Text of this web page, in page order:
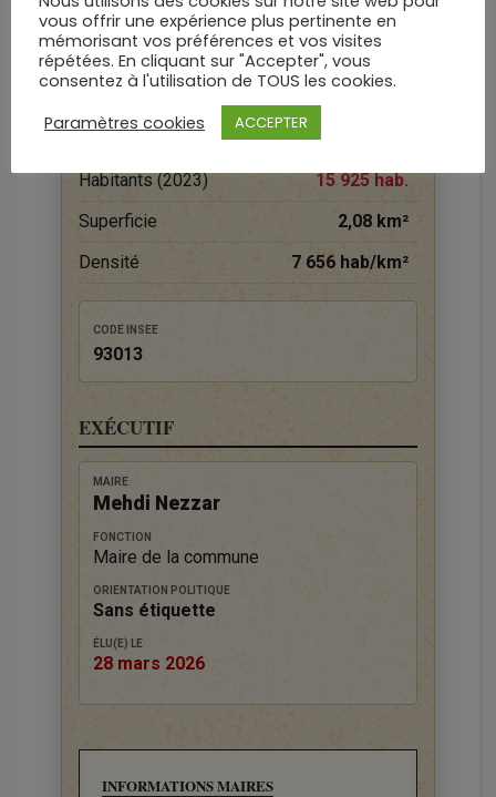
DÉPARTEMENT
Seine-Saint-Denis
DONNÉES TERRITORIALES
Habitants (2023)
15 925 hab.
Superficie
2,08 km²
Densité
7 656 hab/km²
CODE INSEE
93013
EXÉCUTIF
MAIRE
Mehdi Nezzar
FONCTION
Maire de la commune
ORIENTATION POLITIQUE
Sans étiquette
ÉLU(E) LE
28 mars 2026
INFORMATIONS MAIRES
vous offrir une expérience plus pertinente en
mémorisant vos préférences et vos visites
répétées. En cliquant sur "Accepter", vous
consentez à l'utilisation de TOUS les cookies.
Paramètres cookies
ACCEPTER